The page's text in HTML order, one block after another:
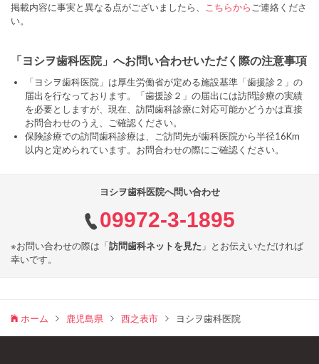
掲載内容に事実と異なる点がございましたら、
こちらから ご連絡くださ
い。
「ヨシヲ歯科医院」へお問い合わせいただく際の注意事項
「ヨシヲ歯科医院」は厚生労働省が定める施設基準「歯援診２」の
届出を行なっております。「歯援診２」の届出には訪問診療の実績
を必要としますが、現在、訪問歯科診療に対応可能かどうかは直接
お問合わせのうえ、ご確認ください。
保険診療での訪問歯科診療は、ご訪問先が歯科医院から半径16Km
以内と定められています。お問合わせの際にご確認ください。
ヨシヲ歯科医院へ問い合わせ
09972-3-1895
※お問い合わせの際は「訪問歯科ネットを見た 」とお伝えいただければ
幸いです。
ホーム 鹿児島県 西之表市 ヨシヲ歯科医院